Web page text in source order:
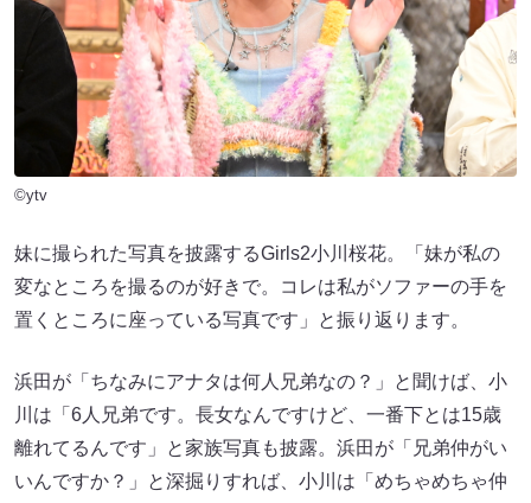
©ytv
妹に撮られた写真を披露するGirls2小川桜花。「妹が私の
変なところを撮るのが好きで。コレは私がソファーの手を
置くところに座っている写真です」と振り返ります。
浜田が「ちなみにアナタは何人兄弟なの？」と聞けば、小
川は「6人兄弟です。長女なんですけど、一番下とは15歳
離れてるんです」と家族写真も披露。浜田が「兄弟仲がい
いんですか？」と深掘りすれば、小川は「めちゃめちゃ仲